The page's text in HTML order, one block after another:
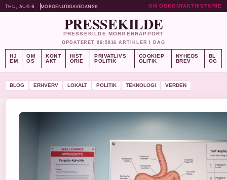
THU, AUG 6 MORGENUDGAVEDANSK OM OSKONTAKTHISTORIE
PRESSEKILDE
PRESSEKILDE MORGENRAPPORT
OPDATERET 06:5816 ARTIKLER I DAG
HJ
EM
OM
OS
KONT
AKT
HIST
ORIE
PRIVATLIVS
POLITIK
COOKIEP
OLITIK
NYHEDS
BREV
BL
OG
BLOG ERHVERV LOKALT POLITIK TEKNOLOGI VERDEN